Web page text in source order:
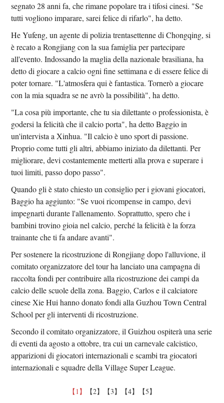
segnato 28 anni fa, che rimane popolare tra i tifosi cinesi. "Se
tutti vogliono imparare, sarei felice di rifarlo", ha detto.
He Yufeng, un agente di polizia trentasettenne di Chongqing, si
è recato a Rongjiang con la sua famiglia per partecipare
all'evento. Indossando la maglia della nazionale brasiliana, ha
detto di giocare a calcio ogni fine settimana e di essere felice di
poter tornare. "L'atmosfera qui è fantastica. Tornerò a giocare
con la mia squadra se ne avrò la possibilità", ha detto.
"La cosa più importante, che tu sia dilettante o professionista, è
godersi la felicità che il calcio porta", ha detto Baggio in
un'intervista a Xinhua. "Il calcio è uno sport di passione.
Proprio come tutti gli altri, abbiamo iniziato da dilettanti. Per
migliorare, devi costantemente metterti alla prova e superare i
tuoi limiti, passo dopo passo".
Quando gli è stato chiesto un consiglio per i giovani giocatori,
Baggio ha aggiunto: "Se vuoi ricompense in campo, devi
impegnarti durante l'allenamento. Soprattutto, spero che i
bambini trovino gioia nel calcio, perché la felicità è la forza
trainante che ti fa andare avanti".
Per sostenere la ricostruzione di Rongjiang dopo l'alluvione, il
comitato organizzatore del tour ha lanciato una campagna di
raccolta fondi per contribuire alla ricostruzione dei campi da
calcio delle scuole della zona. Baggio, Carlos e il calciatore
cinese Xie Hui hanno donato fondi alla Guzhou Town Central
School per gli interventi di ricostruzione.
Secondo il comitato organizzatore, il Guizhou ospiterà una serie
di eventi da agosto a ottobre, tra cui un carnevale calcistico,
apparizioni di giocatori internazionali e scambi tra giocatori
internazionali e squadre della Village Super League.
【1】 【2】 【3】 【4】 【5】